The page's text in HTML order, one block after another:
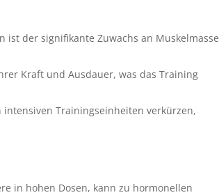
ist der signifikante Zuwachs an Muskelmasse
Kraft und Ausdauer, was das Training
Trainingseinheiten verkürzen,
in hohen Dosen, kann zu hormonellen